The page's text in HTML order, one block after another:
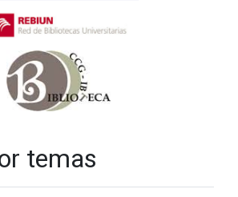
temas